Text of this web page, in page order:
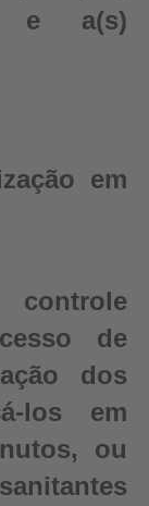
e a(s)
em
de
dos
los em
ou